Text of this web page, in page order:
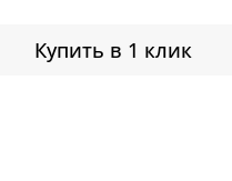
Купить в 1 клик